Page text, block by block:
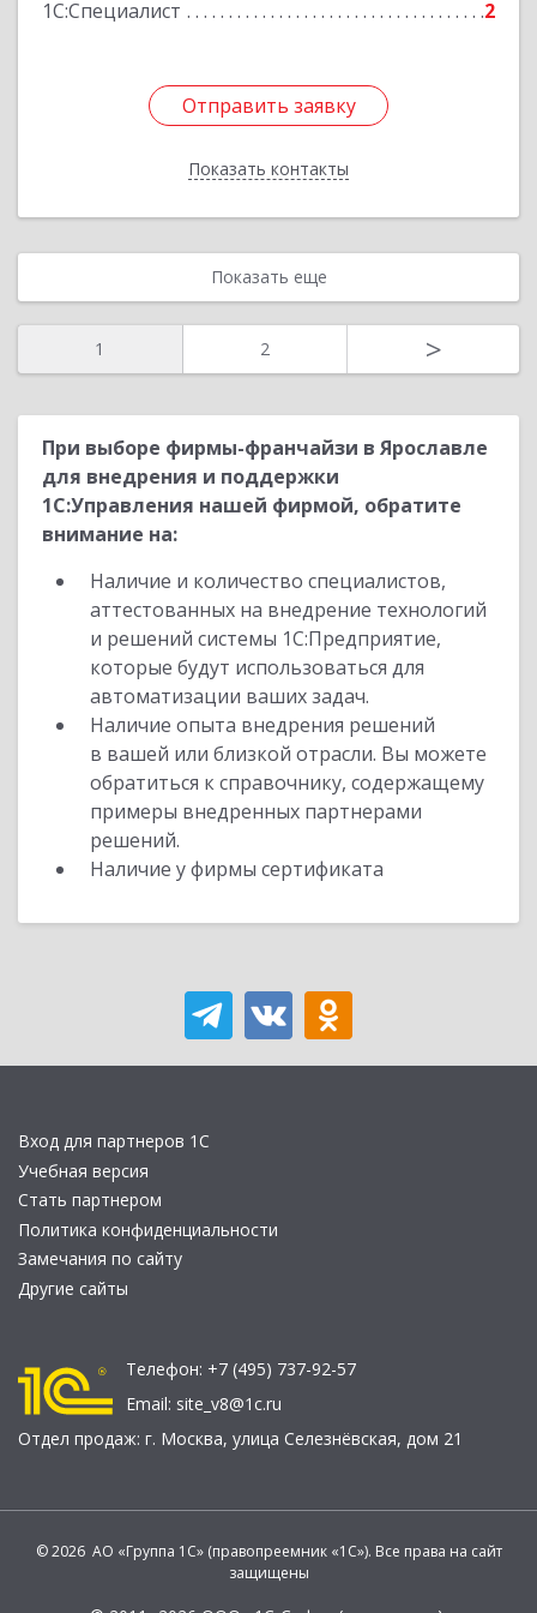
1С:Специалист 2
Отправить заявку
Показать контакты
Отправить заявку
Назад
Показать еще
1 2 >
При выборе фирмы-франчайзи в Ярославле
для внедрения и поддержки
1С:Управления нашей фирмой, обратите
внимание на:
Наличие и количество специалистов,
аттестованных на внедрение технологий
и решений системы 1С:Предприятие,
которые будут использоваться для
автоматизации ваших задач.
Наличие опыта внедрения решений
в вашей или близкой отрасли. Вы можете
обратиться к справочнику, содержащему
примеры внедренных партнерами
решений.
Наличие у фирмы сертификата
Вход для партнеров 1С
Учебная версия
Стать партнером
Политика конфиденциальности
Замечания по сайту
Другие сайты
Телефон: +7 (495) 737-92-57
Email: site_v8@1c.ru
Отдел продаж: г. Москва, улица Селезнёвская, дом 21
© 2026 АО «Группа 1С» (правопреемник «1С»). Все права на сайт
защищены